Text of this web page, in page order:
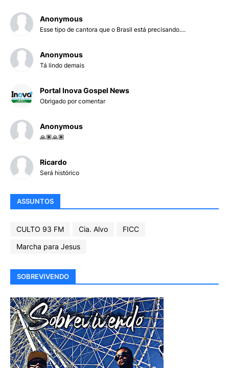
Anonymous
Esse tipo de cantora que o Brasil está precisando....
Anonymous
Tá lindo demais
Portal Inova Gospel News
Obrigado por comentar
Anonymous
🙏🏽🙏🏽
Ricardo
Será histórico
ASSUNTOS
CULTO 93 FM Cia. Alvo
FICC
Marcha para Jesus
SOBREVIVENDO